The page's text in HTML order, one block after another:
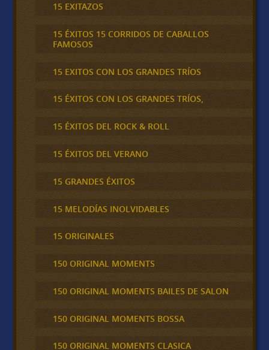
15 EXITAZOS
15 ÉXITOS 15 CORRIDOS DE CABALLOS
FAMOSOS
15 EXITOS CON LOS GRANDES TRÍOS
15 ÉXITOS CON LOS GRANDES TRÍOS,
15 ÉXITOS DEL ROCK & ROLL
15 ÉXITOS DEL VERANO
15 GRANDES ÉXITOS
15 MELODÍAS INOLVIDABLES
15 ORIGINALES
150 ORIGINAL MOMENTS
150 ORIGINAL MOMENTS BAILES DE SALON
150 ORIGINAL MOMENTS BOSSA
150 ORIGINAL MOMENTS CLASICA